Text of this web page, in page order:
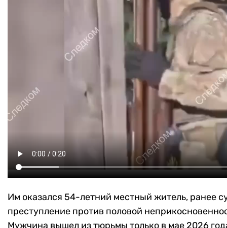
Им оказался 54-летний местный житель, ранее
преступление против половой
Мужчина вышел из тюрьмы только в мае 2026